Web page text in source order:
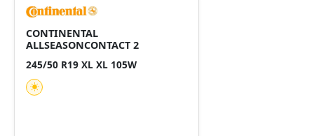
CONTINENTAL
ALLSEASONCONTACT 2
245/50 R19 XL XL 105W